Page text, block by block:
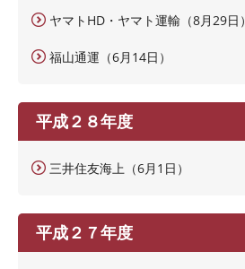
ヤマトHD・ヤマト運輸（8月29日）
福山通運（6月14日）
平成２８年度
三井住友海上（6月1日）
平成２７年度